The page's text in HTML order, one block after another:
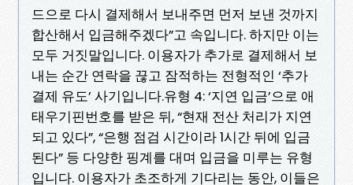
드으로 다시 결제해서 보내주면 먼저 보낸 것까지
합산해서 입금해주겠다”고 속입니다. 하지만 이는
모두 거짓말입니다. 이용자가 추가로 결제해서 보
내는 순간 연락을 끊고 잠적하는 전형적인 ‘추가
결제 유도’ 사기입니다.유형 4: ‘지연 입금’으로 애
태우기핀번호를 받은 뒤, “현재 전산 처리가 지연
되고 있다”, “은행 점검 시간이라 1시간 뒤에 입금
된다” 등 다양한 핑계를 대며 입금을 미루는 유형
입니다. 이용자가 초조하게 기다리는 동안, 이들은